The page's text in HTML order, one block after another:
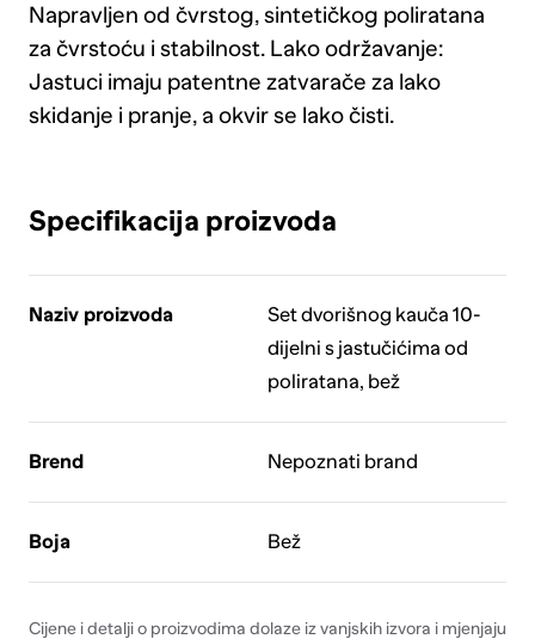
Napravljen od čvrstog, sintetičkog poliratana
za čvrstoću i stabilnost. Lako održavanje:
Jastuci imaju patentne zatvarače za lako
skidanje i pranje, a okvir se lako čisti.
Specifikacija proizvoda
Naziv proizvoda
Set dvorišnog kauča 10-
dijelni s jastučićima od
poliratana, bež
Brend Nepoznati brand
Boja Bež
Cijene i detalji o proizvodima dolaze iz vanjskih izvora i mjenjaju